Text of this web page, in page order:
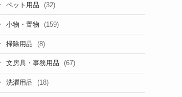
ペット用品 (32)
小物・置物 (159)
掃除用品 (8)
文房具・事務用品 (67)
洗濯用品 (18)